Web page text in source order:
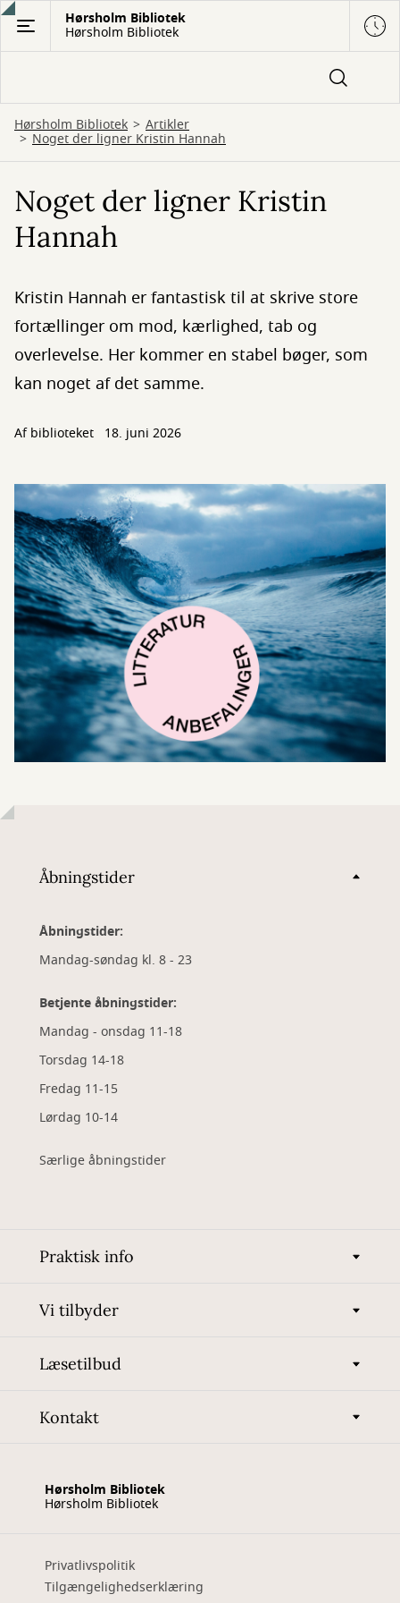
Gå
hovedindhold
Hørsholm Bibliotek
Hørsholm Bibliotek
Hørsholm Bibliotek Artikler
Noget der ligner Kristin Hannah
Noget der ligner Kristin
Hannah
Kristin Hannah er fantastisk til at skrive store
fortællinger om mod, kærlighed, tab og
overlevelse. Her kommer en stabel bøger, som
kan noget af det samme.
Af biblioteket 18. juni 2026
Åbningstider
Åbningstider:
Mandag-søndag kl. 8 - 23
Betjente åbningstider:
Mandag - onsdag 11-18
Torsdag 14-18
Fredag 11-15
Lørdag 10-14
Særlige åbningstider
Praktisk info
Vi tilbyder
Læsetilbud
Kontakt
Hørsholm Bibliotek
Hørsholm Bibliotek
Privatlivspolitik
Tilgængelighedserklæring